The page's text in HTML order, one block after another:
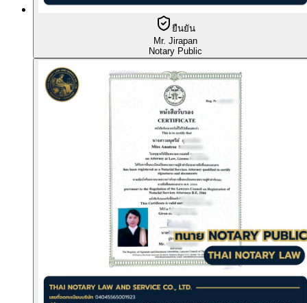
ยืนยัน
Mr. Jirapan
Notary Public